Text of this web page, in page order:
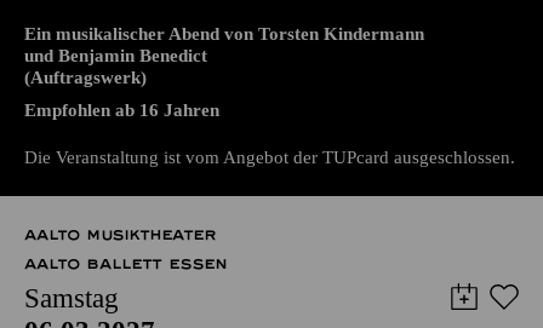
URAUFFÜHRUNG
ALL YOU NEED IS ...
Ein musikalischer Abend von Torsten Kindermann
(Auftragswerk)
Die Veranstaltung ist vom Angebot der TUPcard ausgeschlossen.
AALTO MUSIKTHEATER